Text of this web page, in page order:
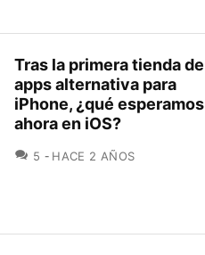
Tras la primera tienda de
apps alternativa para
iPhone, ¿qué esperamos
ahora en iOS?
5 COMENTARIOS
HACE 2 AÑOS